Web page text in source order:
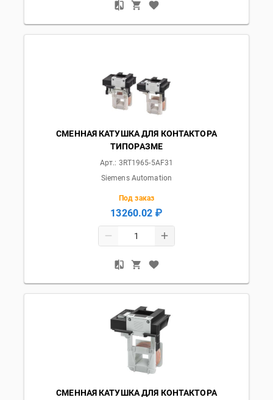
СМЕННАЯ КАТУШКА ДЛЯ КОНТАКТОРА
ТИПОРАЗМЕ
Арт.: 3RT1965-5AF31
Siemens Automation
Под заказ
13260.02 ₽
СМЕННАЯ КАТУШКА ДЛЯ КОНТАКТОРА